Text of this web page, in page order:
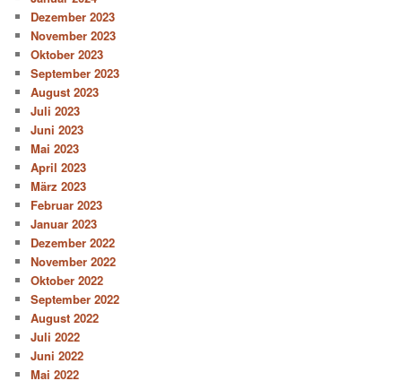
Dezember 2023
November 2023
Oktober 2023
September 2023
August 2023
Juli 2023
Juni 2023
Mai 2023
April 2023
März 2023
Februar 2023
Januar 2023
Dezember 2022
November 2022
Oktober 2022
September 2022
August 2022
Juli 2022
Juni 2022
Mai 2022